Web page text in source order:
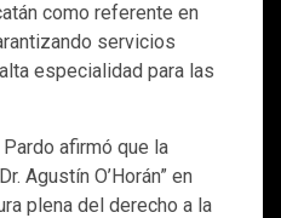
como referente en
servicios
especialidad para las
Pardo afirmó que la
Agustín O’Horán” en
plena del derecho a la